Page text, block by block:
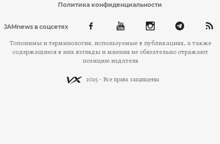
Политика конфиденциальности
JAMnews в соцсетях
Топонимы и терминология, используемые в публикациях, а также
содержащиеся в них взгляды и мнения не обязательно отражают
позицию издателя
2025 - Все права защищены